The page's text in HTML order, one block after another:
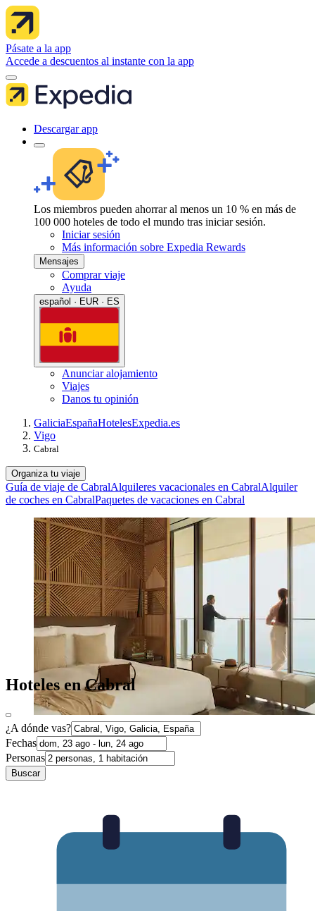
Pásate a la app
Accede a descuentos al instante con la app
Descargar app
Los miembros pueden ahorrar al menos un 10 % en más de
100 000 hoteles de todo el mundo tras iniciar sesión.
Iniciar sesión
Más información sobre Expedia Rewards
Mensajes
Comprar viaje
Ayuda
español · EUR · ES
Anunciar alojamiento
Viajes
Danos tu opinión
GaliciaEspañaHotelesExpedia.es
Vigo
Cabral
Organiza tu viaje
Guía de viaje de CabralAlquileres vacacionales en CabralAlquiler
de coches en CabralPaquetes de vacaciones en Cabral
Hoteles en Cabral
¿A dónde vas?
Fechas
Personas
Buscar